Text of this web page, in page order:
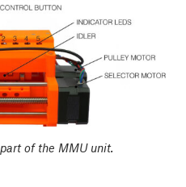
of the MMU unit.